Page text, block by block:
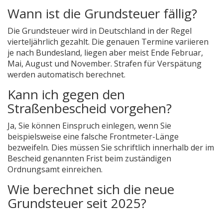
Wann ist die Grundsteuer fällig?
Die Grundsteuer wird in Deutschland in der Regel
vierteljährlich gezahlt. Die genauen Termine variieren
je nach Bundesland, liegen aber meist Ende Februar,
Mai, August und November. Strafen für Verspätung
werden automatisch berechnet.
Kann ich gegen den
Straßenbescheid vorgehen?
Ja, Sie können Einspruch einlegen, wenn Sie
beispielsweise eine falsche Frontmeter-Länge
bezweifeln. Dies müssen Sie schriftlich innerhalb der im
Bescheid genannten Frist beim zuständigen
Ordnungsamt einreichen.
Wie berechnet sich die neue
Grundsteuer seit 2025?